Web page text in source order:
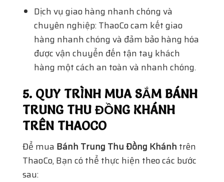
Dịch vụ giao hàng nhanh chóng và
chuyên nghiệp: ThaoCo cam kết giao
hàng nhanh chóng và đảm bảo hàng hóa
được vận chuyển đến tận tay khách
hàng một cách an toàn và nhanh chóng.
5. QUY TRÌNH MUA SẮM BÁNH
TRUNG THU ĐỒNG KHÁNH
TRÊN THAOCO
Để mua Bánh Trung Thu Đồng Khánh trên
ThaoCo, Bạn có thể thực hiện theo các bước
sau: